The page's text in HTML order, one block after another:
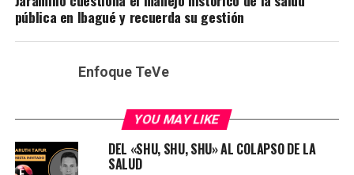
pública en Ibagué y recuerda su gestión
Enfoque TeVe
YOU MAY LIKE
DEL «SHU, SHU, SHU» AL COLAPSO DE LA
SALUD